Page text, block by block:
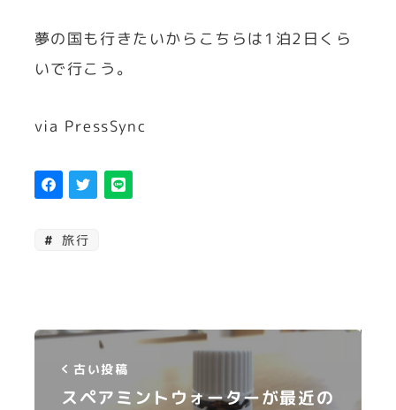
夢の国も行きたいからこちらは1泊2日くら
いで行こう。
via PressSync
旅行
古い投稿
スペアミントウォーターが最近の